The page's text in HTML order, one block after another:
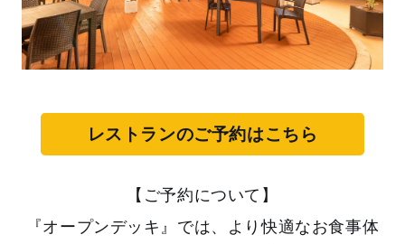
レストランのご予約はこちら
【ご予約について】
『オープンデッキ』では、より快適なお食事体